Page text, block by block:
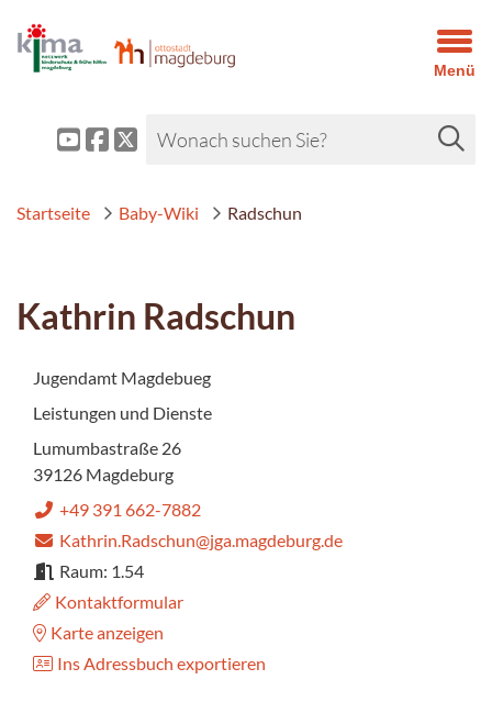
Menü
Startseite Baby-Wiki Radschun
Kathrin Radschun
Jugendamt Magdebueg
Leistungen und Dienste
Lumumbastraße 26
39126 Magdeburg
+49 391 662-7882
Kathrin.Radschun@jga.magdeburg.de
Raum: 1.54
Kontaktformular
Karte anzeigen
Ins Adressbuch exportieren